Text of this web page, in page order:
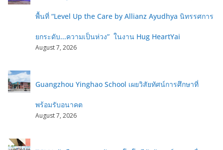
พื้นที่ “Level Up the Care by Allianz Ayudhya นิทรรศการ
ยกระดับ...ความเป็นห่วง” ในงาน Hug HeartYai
August 7, 2026
Guangzhou Yinghao School เผยวิสัยทัศน์การศึกษาที่
พร้อมรับอนาคต
August 7, 2026